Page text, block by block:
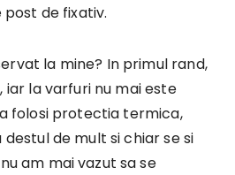
de fixativ.
la mine? In primul rand,
iar la varfuri nu mai este
folosi protectia termica,
de mult si chiar se si
am mai vazut sa se